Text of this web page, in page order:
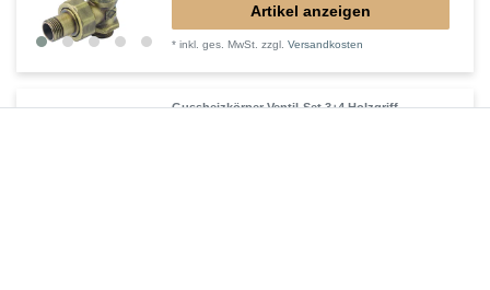
Artikel anzeigen
*inkl. ges. MwSt. zzgl.Versandkosten
Gussheizkörper Ventil-Set 3+4 Holzgriff